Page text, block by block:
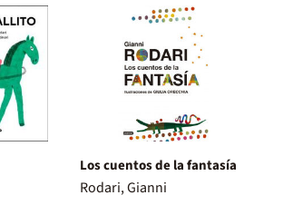
Los cuentos de la fantasía
Rodari, Gianni